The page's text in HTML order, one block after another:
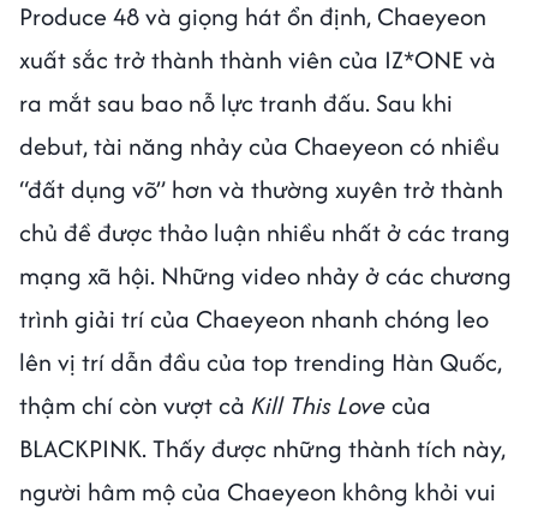
Produce 48 và giọng hát ổn định, Chaeyeon
xuất sắc trở thành thành viên của IZ*ONE và
ra mắt sau bao nỗ lực tranh đấu. Sau khi
debut, tài năng nhảy của Chaeyeon có nhiều
“đất dụng võ” hơn và thường xuyên trở thành
chủ đề được thảo luận nhiều nhất ở các trang
mạng xã hội. Những video nhảy ở các chương
trình giải trí của Chaeyeon nhanh chóng leo
lên vị trí dẫn đầu của top trending Hàn Quốc,
thậm chí còn vượt cả Kill This Lovecủa
BLACKPINK. Thấy được những thành tích này,
người hâm mộ của Chaeyeon không khỏi vui